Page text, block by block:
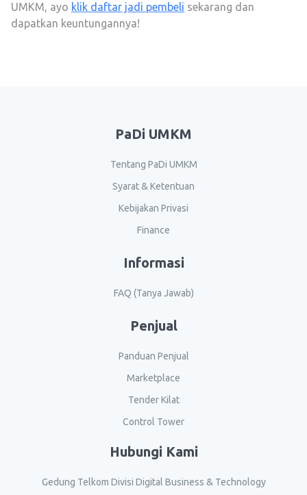
UMKM, ayo klik daftar jadi pembeli sekarang dan
dapatkan keuntungannya!
PaDi UMKM
Tentang PaDi UMKM
Syarat & Ketentuan
Kebijakan Privasi
Finance
Informasi
FAQ (Tanya Jawab)
Penjual
Panduan Penjual
Marketplace
Tender Kilat
Control Tower
Hubungi Kami
Gedung Telkom Divisi Digital Business & Technology